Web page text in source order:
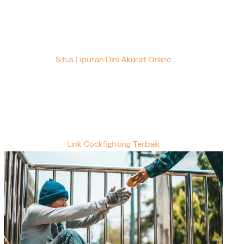
Situs Liputan Dini Akurat Online
Link Cockfighting Terbaik